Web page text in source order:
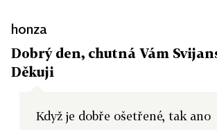
honza
Dobrý den, chutná Vám
Děkuji
Když je dobře ošetřené, tak ano